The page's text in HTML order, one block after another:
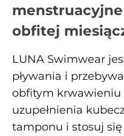
menstruacyjne
obfitej
LUNA Swimwear
pływania i
obfitym krwawieniu
uzupełnienia
tamponu i stosuj